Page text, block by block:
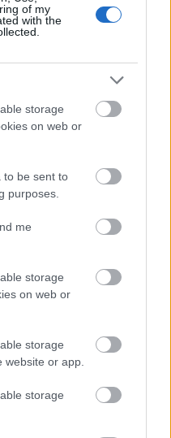
of my
with the
storage
on web or
to be sent to
purposes.
me
storage
on web or
storage
website or app.
storage
érkezik a
légtechnika az